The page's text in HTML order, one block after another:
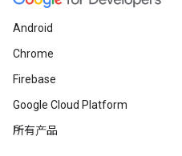
Android
Chrome
Firebase
Google Cloud Platform
所有产品